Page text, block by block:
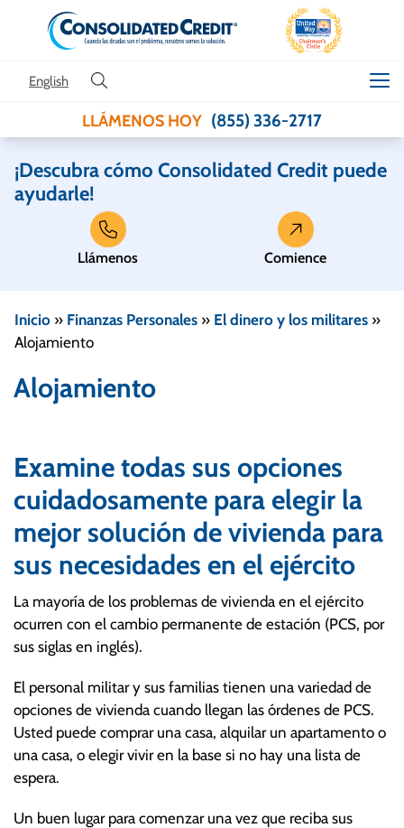
Skip to content
English
LLÁMENOS HOY (855) 336-2717
¡Descubra cómo Consolidated Credit puede
ayudarle!
Llámenos Comience
Inicio » Finanzas Personales » El dinero y los militares »
Alojamiento
Alojamiento
Examine todas sus opciones
cuidadosamente para elegir la
mejor solución de vivienda para
sus necesidades en el ejército
La mayoría de los problemas de vivienda en el ejército
ocurren con el cambio permanente de estación (PCS, por
sus siglas en inglés).
El personal militar y sus familias tienen una variedad de
opciones de vivienda cuando llegan las órdenes de PCS.
Usted puede comprar una casa, alquilar un apartamento o
una casa, o elegir vivir en la base si no hay una lista de
espera.
Un buen lugar para comenzar una vez que reciba sus